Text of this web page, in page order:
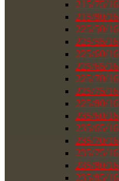
215/75/16
215/80/16
225/50/16
225/55/16
225/60/16
225/65/16
225/70/16
225/75/16
225/80/16
235/60/16
235/65/16
235/70/16
235/75/16
235/80/16
235/85/16